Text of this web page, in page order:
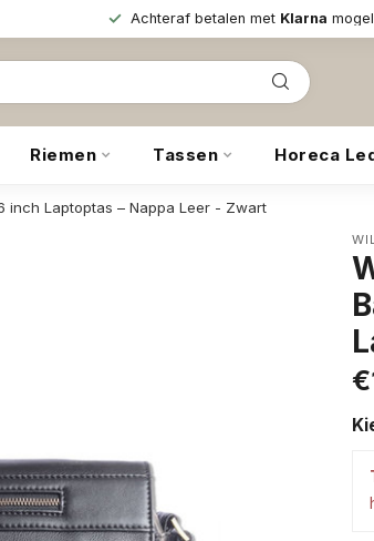
Achteraf betalen met Klarna
Riemen Tassen Horeca
inch Laptoptas – Nappa Leer - Zwart